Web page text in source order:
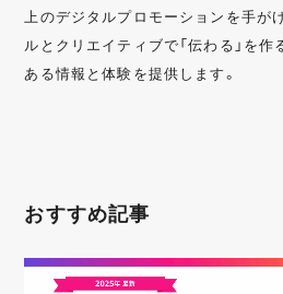
上のデジタルプロモーションを手が
ルとクリエイティブで「伝わる」を
ある情報と体験を提供します。
おすすめ記事